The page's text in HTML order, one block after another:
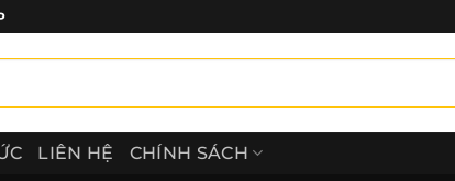
LIÊN HỆ CHÍNH SÁCH